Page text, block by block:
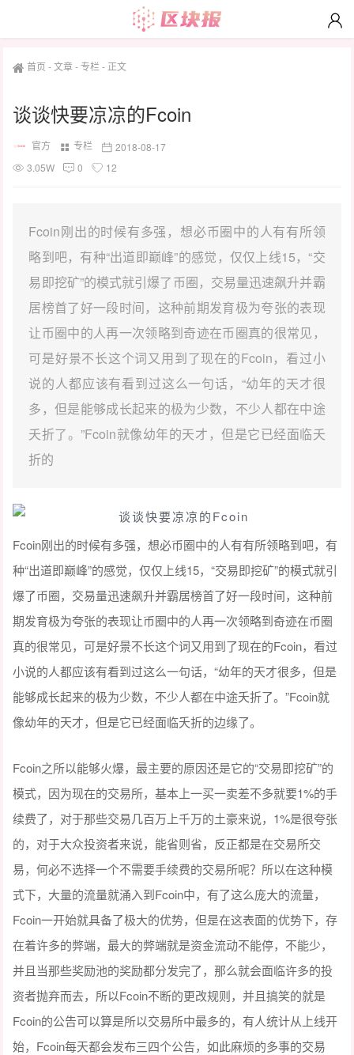
首页 -文章-专栏 - 正文
谈谈快要凉凉的Fcoin
官方 专栏
2018-08-17
3.05W
0 12
Fcoin刚出的时候有多强，想必币圈中的人有有所领
略到吧，有种“出道即巅峰”的感觉，仅仅上线15，“交
易即挖矿”的模式就引爆了币圈，交易量迅速飙升并霸
居榜首了好一段时间，这种前期发育极为夸张的表现
让币圈中的人再一次领略到奇迹在币圈真的很常见，
可是好景不长这个词又用到了现在的Fcoin，看过小
说的人都应该有看到过这么一句话，“幼年的天才很
多，但是能够成长起来的极为少数，不少人都在中途
夭折了。”Fcoin就像幼年的天才，但是它已经面临夭
折的
Fcoin刚出的时候有多强，想必币圈中的人有有所领略到吧，有
种“出道即巅峰”的感觉，仅仅上线15，“交易即挖矿”的模式就引
爆了币圈，交易量迅速飙升并霸居榜首了好一段时间，这种前
期发育极为夸张的表现让币圈中的人再一次领略到奇迹在币圈
真的很常见，可是好景不长这个词又用到了现在的Fcoin，看过
小说的人都应该有看到过这么一句话，“幼年的天才很多，但是
能够成长起来的极为少数，不少人都在中途夭折了。”Fcoin就
像幼年的天才，但是它已经面临夭折的边缘了。
Fcoin之所以能够火爆，最主要的原因还是它的“交易即挖矿”的
模式，因为现在的交易所，基本上一买一卖差不多就要1%的手
续费了，对于那些交易几百万上千万的土豪来说，1%是很夸张
的，对于大众投资者来说，能省则省，反正都是在交易所交
易，何必不选择一个不需要手续费的交易所呢？所以在这种模
式下，大量的流量就涌入到Fcoin中，有了这么庞大的流量，
Fcoin一开始就具备了极大的优势，但是在这表面的优势下，存
在着许多的弊端，最大的弊端就是资金流动不能停，不能少，
并且当那些奖励池的奖励都分发完了，那么就会面临许多的投
资者抛弃而去，所以Fcoin不断的更改规则，并且搞笑的就是
Fcoin的公告可以算是所以交易所中最多的，有人统计从上线开
始，Fcoin每天都会发布三四个公告，如此麻烦的多事的交易